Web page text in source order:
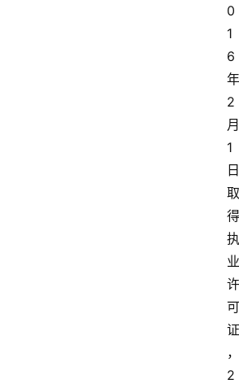
0
1
6
年
2
月
1
日
取
得
执
业
许
可
证
，
2